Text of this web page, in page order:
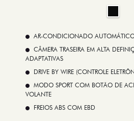
AR-CONDICIONADO
CÂMERA TRASEIRA EM ALTA
ADAPTATIVAS
DRIVE BY WIRE (CONTROLE
MODO SPORT COM BOTÃO DE
VOLANTE
FREIOS ABS COM EBD